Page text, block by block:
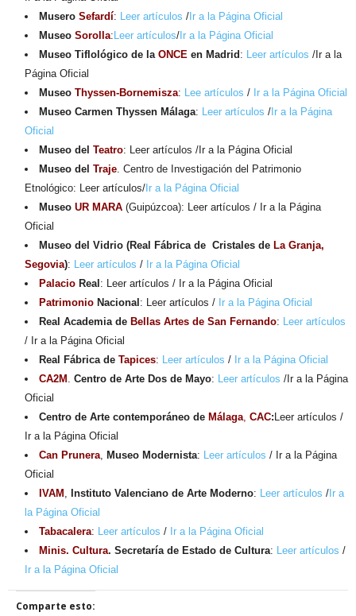
Musero Sefardí: Leer artículos / Ir a la Página Oficial
Museo Sorolla: Leer artículos/ Ir a la Página Oficial
Museo Tiflológico de la ONCE en Madrid : Leer artículos /Ir a la
Página Oficial
Museo Thyssen-Bornemisza: Lee artículos / Ir a la Página Oficial
Museo Carmen Thyssen Málaga: Leer artículos / Ir a la Página
Oficial
Museo del Teatro: Leer artículos /Ir a la Página Oficial
Museo del Traje. Centro de Investigación del Patrimonio
Etnológico: Leer artículos/ Ir a la Página Oficial
Museo UR MARA (Guipúzcoa): Leer artículos / Ir a la Página
Oficial
Museo del Vidrio (Real Fábrica de Cristales de La Granja,
Segovia): Leer artículos / Ir a la Página Oficial
Palacio Real : Leer artículos / Ir a la Página Oficial
Patrimonio Nacional : Leer artículos / Ir a la Página Oficial
Real Academia de Bellas Artes de San Fernando: Leer artículos
/ Ir a la Página Oficial
Real Fábrica de Tapices: Leer artículos / Ir a la Página Oficial
CA2M . Centro de Arte Dos de Mayo: Leer artículos /Ir a la Página
Oficial
Centro de Arte contemporáneo de Málaga, CAC: Leer artículos /
Ir a la Página Oficial
Can Prunera, Museo Modernista: Leer artículos / Ir a la Página
Oficial
IVAM , Instituto Valenciano de Arte Moderno: Leer artículos / Ir a
la Página Oficial
Tabacalera: Leer artículos / Ir a la Página Oficial
Minis. Cultura. Secretaría de Estado de Cultura: Leer artículos /
Ir a la Página Oficial
Comparte esto: